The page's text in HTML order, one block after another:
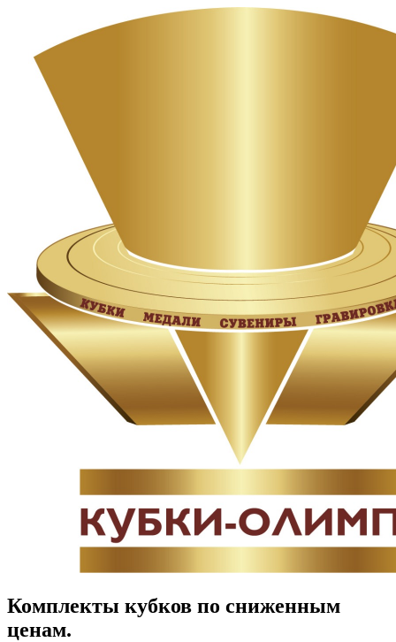
Комплекты кубков по сниженным
ценам.